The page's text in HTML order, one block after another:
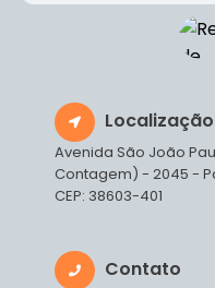
Localização
Avenida São João
Contagem) - 2045 -
CEP: 38603-401
Contato